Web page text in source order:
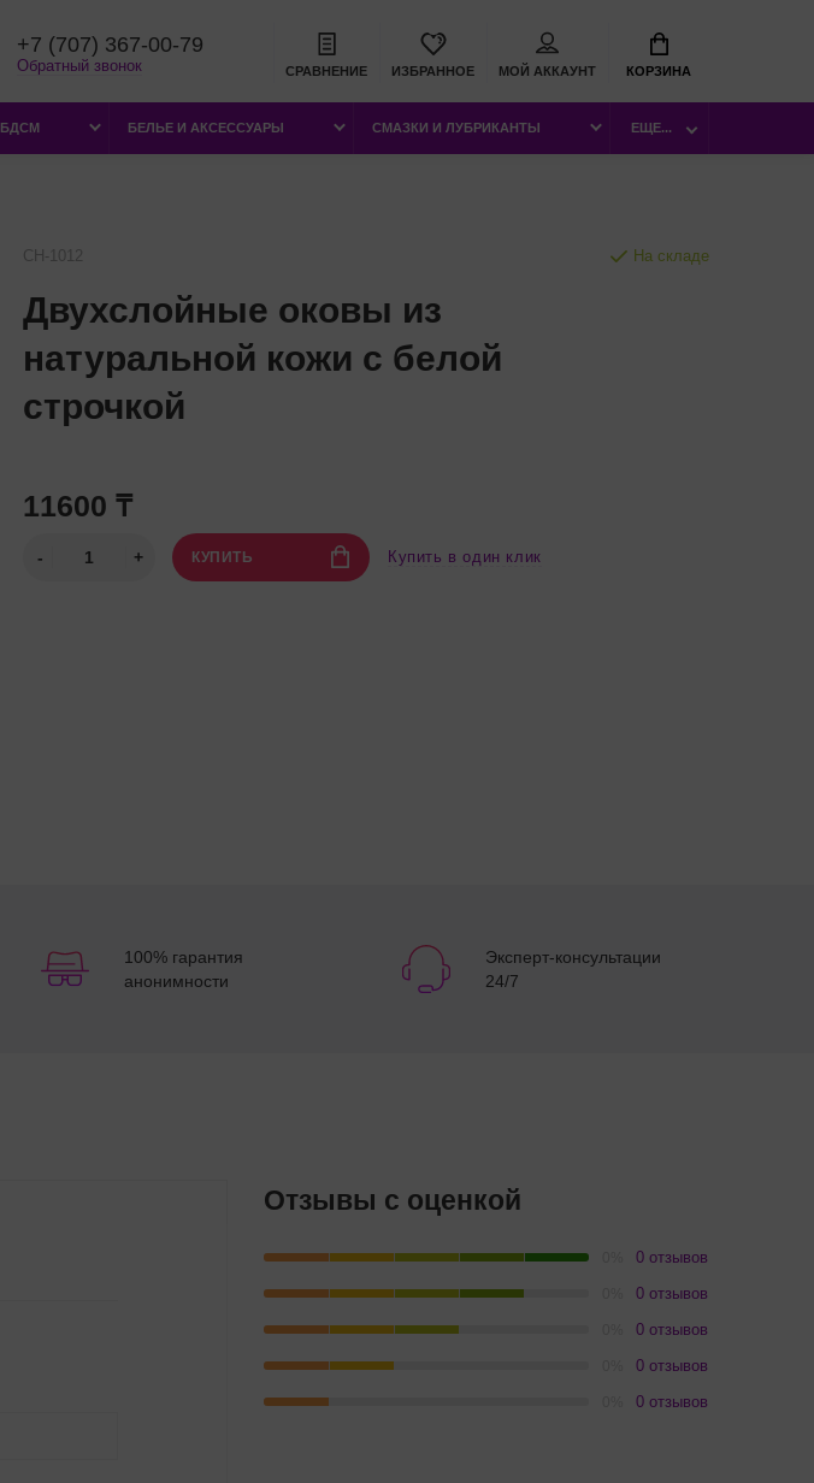
+7 (707) 367-00-79
Обратный звонок СРАВНЕНИЕ ИЗБРАННОЕ МОЙ АККАУНТ КОРЗИНА
БДСМ БЕЛЬЕ И АКСЕССУАРЫ СМАЗКИ И ЛУБРИКАНТЫ ЕЩЕ...
CH-1012
Двухслойные оковы из
натуральной кожи с белой
строчкой
На складе
11600 ₸
КУПИТЬ Купить в один клик
100% гарантия
анонимности
Эксперт-консультации
24/7
Отзывы с оценкой
0 отзывов
0 отзывов
0 отзывов
0 отзывов
0 отзывов